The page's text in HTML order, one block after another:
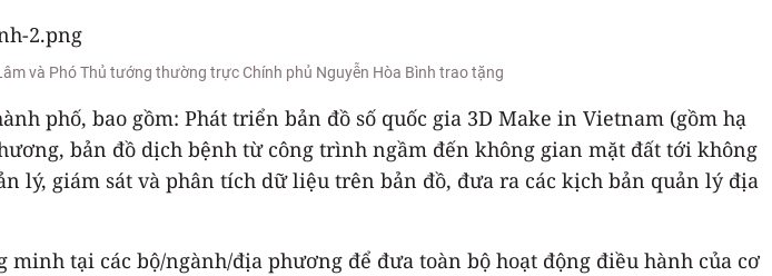
và Phó Thủ tướng thường trực Chính phủ Nguyễn Hòa Bình trao tặng
phố, bao gồm: Phát triển bản đồ số quốc gia 3D Make in Vietnam (gồm hạ
bản đồ dịch bệnh từ công trình ngầm đến không gian mặt đất tới không
lý, giám sát và phân tích dữ liệu trên bản đồ, đưa ra các kịch bản quản lý địa
tại các bộ/ngành/địa phương để đưa toàn bộ hoạt động điều hành của cơ